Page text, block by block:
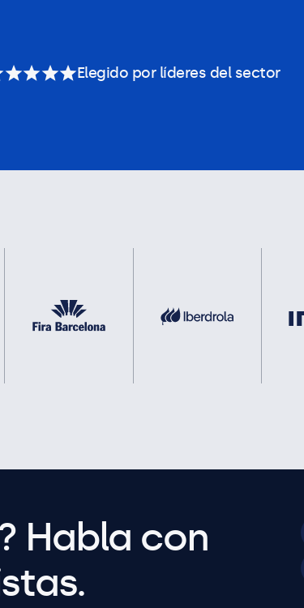
Elegido por líderes del sector
Habla con